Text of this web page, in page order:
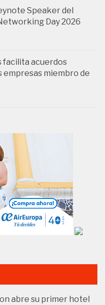
Speaker del
Day 2026
facilita acuerdos
empresas miembro de
abre su primer hotel